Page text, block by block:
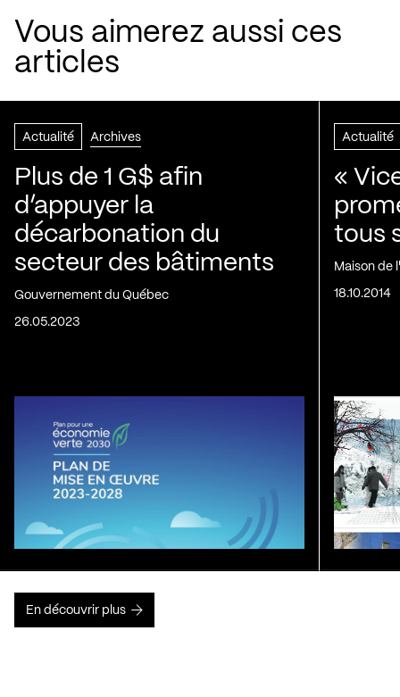
Vous aimerez aussi ces
articles
Actualité Archives
Plus de 1 G$ afin
d’appuyer la
décarbonation du
secteur des bâtiments
Gouvernement du Québec
26.05.2023
Actualité
«
tous
Maison de
18.10.2014
En découvrir plus